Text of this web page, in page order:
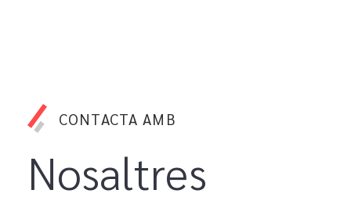
CONTACTA AMB
Nosaltres